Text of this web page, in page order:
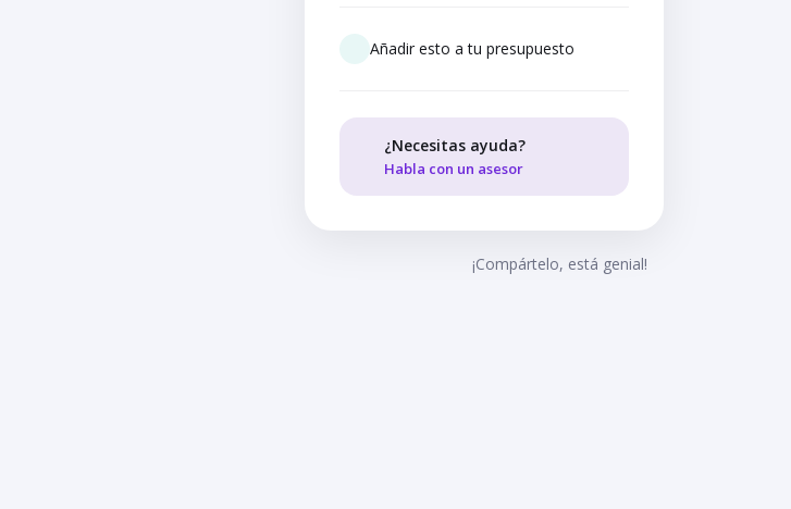
Añadir esto a tu presupuesto
¿Necesitas ayuda?
Habla con un asesor
¡Compártelo, está genial!